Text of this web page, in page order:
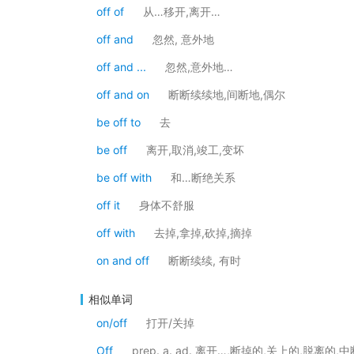
off of
从…移开,离开…
off and 忽然, 意外地
off and ... 忽然,意外地…
off and on 断断续续地,间断地,偶尔
be off to 去
be off 离开,取消,竣工,变坏
be off with 和…断绝关系
off it 身体不舒服
off with 去掉,拿掉,砍掉,摘掉
on and off 断断续续, 有时
相似单词
on/off
打开/关掉
Off prep. a. ad. 离开…,断掉的,关上的,脱离的,中